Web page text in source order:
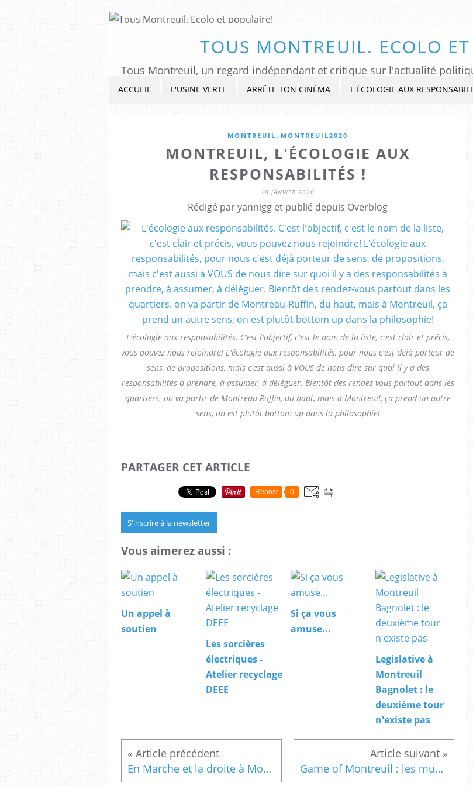
TOUS MONTREUIL. ECOLO
ACCUEIL L'USINE VERTE ARRÊTE TON CINÉMA L'ÉCOLOGIE AUX
MONTREUIL , MONTREUIL2020
MONTREUIL, L'ÉCOLOGIE AUX
RESPONSABILITÉS !
10 JANVIER 2020
Rédigé par yannigg et publié depuis Overblog
L'écologie aux responsabilités. C'est l'objectif, c'est le nom de la liste, c'est clair et précis,
vous pouvez nous rejoindre! L'écologie aux responsabilités, pour nous c'est déjà porteur de
sens, de propositions, mais c'est aussi à VOUS de nous dire sur quoi il y a des
responsabilités à prendre, à assumer, à déléguer. Bientôt des rendez-vous partout dans les
quartiers. on va partir de Montreau-Ruffin, du haut, mais à Montreuil, ça prend un autre
sens, on est plutôt bottom up dans la philosophie!
PARTAGER CET ARTICLE
Repost 0
S'inscrire à la newsletter
Vous aimerez aussi :
Un appel à
soutien
Les sorcières
électriques -
Atelier recyclage
DEEE
Si ça vous
amuse...
Legislative à
Montreuil
Bagnolet : le
deuxième tour
n'existe pas
En Marche et la droite à Montreuil : Murielle Mazé, masquée, démasquée Game of Montreuil : les municipales 93100 en factions du Trône de Fer